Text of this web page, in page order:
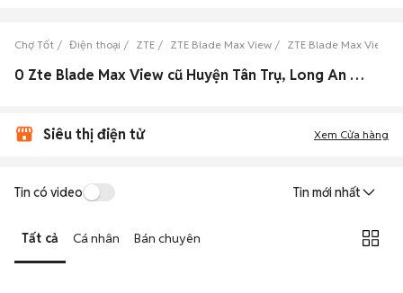
Chợ Tốt Điện thoại ZTE ZTE Blade Max View ZTE Blade Max View
0 Zte Blade Max View cũ Huyện Tân Trụ, Long An đẹp
Siêu thị điện tử Xem Cửa hàng
Tin có video Tin mới nhất
Tất cả Cá nhân Bán chuyên